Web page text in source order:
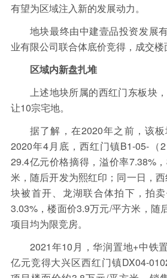
有望为区域注入新的发展动力。
地块最终由中建壹品投资发展
业有限公司联合体底价竞得，成交楼
区域内新盘扎堆
上述地块所属的西红门东板块
让10宗宅地。
据了解，在2020年之前，该板
2020年4月底，西红门镇B1-05-（
29.4亿元价格摘得，溢价率7.38%
米，随后开发为熙红印；同一日，
块被首开、龙湖联合体拍下，拍
3.03%，楼面价3.9万元/平方米，随
项目均为限竞房。
2021年10月，华润置地+中铁
亿元竞得大兴区西红门镇DX04-